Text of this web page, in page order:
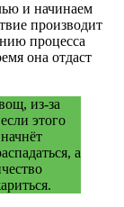
и начинаем
производит
процесса
она отдаст
из-за
этого
а